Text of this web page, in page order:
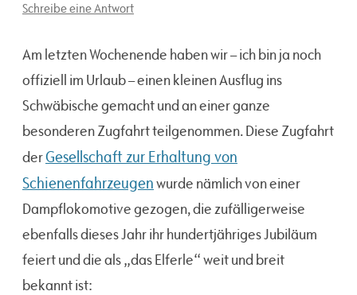
Schreibe eine Antwort
Am letzten Wochenende haben wir – ich bin ja noch
offiziell im Urlaub – einen kleinen Ausflug ins
Schwäbische gemacht und an einer ganze
besonderen Zugfahrt teilgenommen. Diese Zugfahrt
derGesellschaft zur Erhaltung von
Schienenfahrzeugenwurde nämlich von einer
Dampflokomotive gezogen, die zufälligerweise
ebenfalls dieses Jahr ihr hundertjähriges Jubiläum
feiert und die als „das Elferle“ weit und breit
bekannt ist: